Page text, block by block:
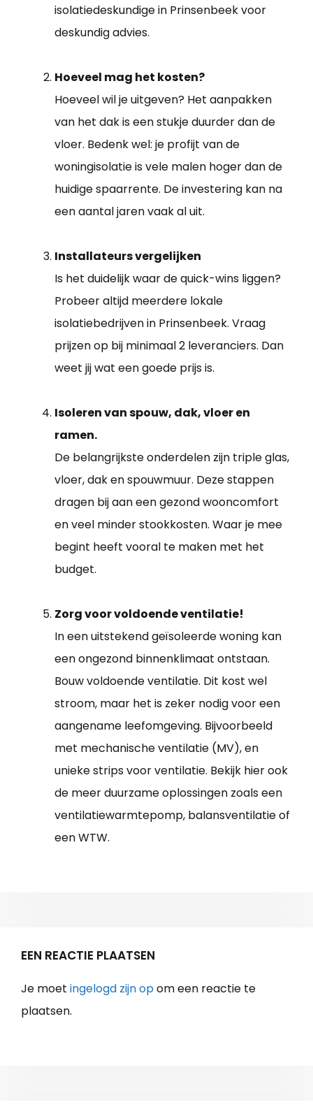
isolatiedeskundige in Prinsenbeek voor
deskundig advies.
Hoeveel mag het kosten?
Hoeveel wil je uitgeven? Het aanpakken
van het dak is een stukje duurder dan de
vloer. Bedenk wel: je profijt van de
woningisolatie is vele malen hoger dan de
huidige spaarrente. De investering kan na
een aantal jaren vaak al uit.
Installateurs vergelijken
Is het duidelijk waar de quick-wins liggen?
Probeer altijd meerdere lokale
isolatiebedrijven in Prinsenbeek. Vraag
prijzen op bij minimaal 2 leveranciers. Dan
weet jij wat een goede prijs is.
Isoleren van spouw, dak, vloer en
ramen.
De belangrijkste onderdelen zijn triple glas,
vloer, dak en spouwmuur. Deze stappen
dragen bij aan een gezond wooncomfort
en veel minder stookkosten. Waar je mee
begint heeft vooral te maken met het
budget.
Zorg voor voldoende ventilatie!
In een uitstekend geïsoleerde woning kan
een ongezond binnenklimaat ontstaan.
Bouw voldoende ventilatie. Dit kost wel
stroom, maar het is zeker nodig voor een
aangename leefomgeving. Bijvoorbeeld
met mechanische ventilatie (MV), en
unieke strips voor ventilatie. Bekijk hier ook
de meer duurzame oplossingen zoals een
ventilatiewarmtepomp, balansventilatie of
een WTW.
EEN REACTIE PLAATSEN
Je moet ingelogd zijn opom een reactie te
plaatsen.